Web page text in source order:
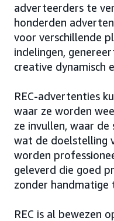
adverteerders te
honderden
voor verschillende
indelingen,
creative dynamisch
REC-advertenties
waar ze worden
ze invullen, waar de
wat de doelstelling
worden
geleverd die goed
zonder handmatige
REC is al bewezen